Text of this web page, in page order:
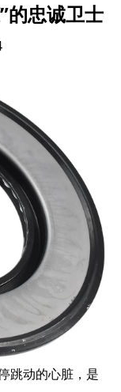
的忠诚卫士
跳动的心脏，是